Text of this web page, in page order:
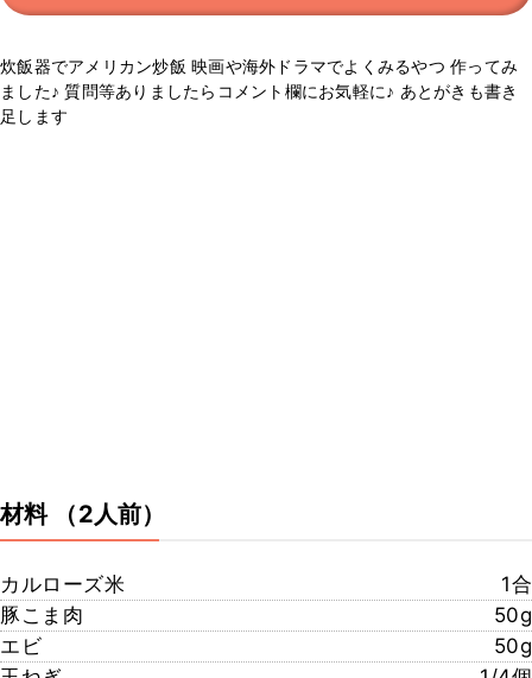
炊飯器でアメリカン炒飯 映画や海外ドラマでよくみるやつ 作ってみ
ました♪ 質問等ありましたらコメント欄にお気軽に♪ あとがきも書き
足します
材料 （2人前）
カルローズ米
1合
豚こま肉
50g
エビ
50g